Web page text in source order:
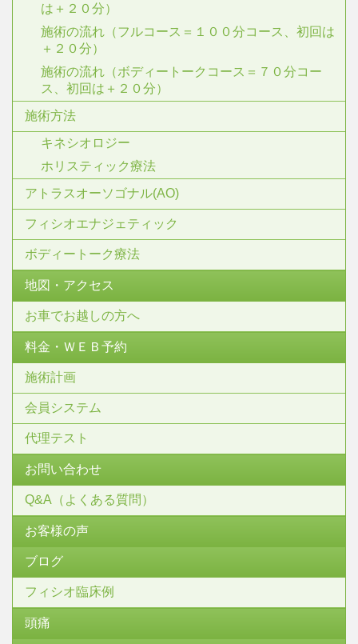
は＋２０分）
施術の流れ（フルコース＝１００分コース、初回は
＋２０分）
施術の流れ（ボディートークコース＝７０分コー
ス、初回は＋２０分）
施術方法
キネシオロジー
ホリスティック療法
アトラスオーソゴナル(AO)
フィシオエナジェティック
ボディートーク療法
地図・アクセス
お車でお越しの方へ
料金・ＷＥＢ予約
施術計画
会員システム
代理テスト
お問い合わせ
Q&A（よくある質問）
お客様の声
ブログ
フィシオ臨床例
頭痛